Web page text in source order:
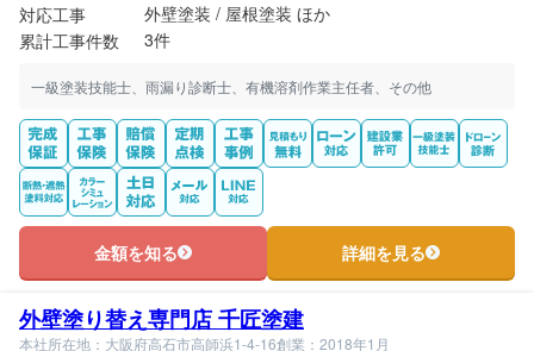
対応工事
外壁塗装 / 屋根塗装 ほか
累計工事件数
3件
一級塗装技能士、雨漏り診断士、有機溶剤作業主任者、その他
金額を知る 詳細を見る
外壁塗り替え専門店 千匠塗建
本社所在地：大阪府高石市高師浜1‐4‐16創業：2018年1月